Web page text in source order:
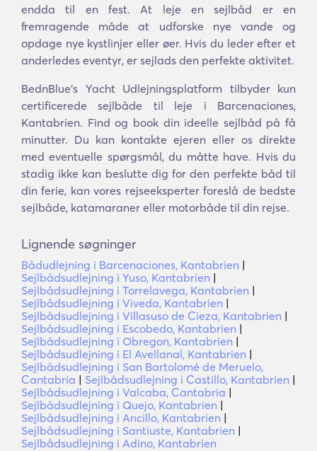
endda til en fest. At leje en sejlbåd er en
fremragende måde at udforske nye vande og
opdage nye kystlinjer eller øer. Hvis du leder efter et
anderledes eventyr, er sejlads den perfekte aktivitet.
BednBlue's Yacht Udlejningsplatform tilbyder kun
certificerede sejlbåde til leje i Barcenaciones,
Kantabrien. Find og book din ideelle sejlbåd på få
minutter. Du kan kontakte ejeren eller os direkte
med eventuelle spørgsmål, du måtte have. Hvis du
stadig ikke kan beslutte dig for den perfekte båd til
din ferie, kan vores rejseeksperter foreslå de bedste
sejlbåde, katamaraner eller motorbåde til din rejse.
Lignende søgninger
Bådudlejning i Barcenaciones, Kantabrien |
Sejlbådsudlejning i Yuso, Kantabrien |
Sejlbådsudlejning i Torrelavega, Kantabrien |
Sejlbådsudlejning i Viveda, Kantabrien |
Sejlbådsudlejning i Villasuso de Cieza, Kantabrien |
Sejlbådsudlejning i Escobedo, Kantabrien |
Sejlbådsudlejning i Obregon, Kantabrien |
Sejlbådsudlejning i El Avellanal, Kantabrien |
Sejlbådsudlejning i San Bartolomé de Meruelo,
Cantabria | Sejlbådsudlejning i Castillo, Kantabrien |
Sejlbådsudlejning i Valcaba, Cantabria |
Sejlbådsudlejning i Quejo, Kantabrien |
Sejlbådsudlejning i Ancillo, Kantabrien |
Sejlbådsudlejning i Santiuste, Kantabrien |
Sejlbådsudlejning i Adino, Kantabrien